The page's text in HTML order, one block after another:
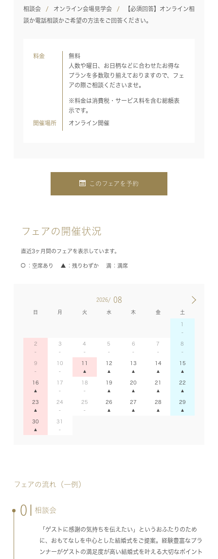
相談会 オンライン会場見学会
【必須回答】オンライン相
談か電話相談かご希望の方法をご回答ください。
料金
無料
人数や曜日、お日柄などに合わせたお得な
プランを多数取り揃えておりますので、フェ
アの際ご相談くださいませ。
※料金は消費税・サービス料を含む総額表
示です。
開催場所 オンライン開催
このフェアを予約
フェアの開催状況
直近3ヶ月間のフェアを表示しています。
空席あり 残りわずか 満席
2026/ 08
日 月 火 水 木 金 土
1
2 3 4 5 6 7 8
9 10 11 12 13 14 15
16 17 18 19 20 21 22
23 24 25 26 27 28 29
30 31
フェアの流れ（一例）
01 相談会
「ゲストに感謝の気持ちを伝えたい」というおふたりのため
に、おもてなしを中心とした結婚式をご提案。経験豊富なプラ
ンナーがゲストの満足度が高い結婚式を叶える大切なポイント